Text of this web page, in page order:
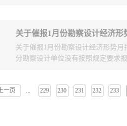
联合体投标；5、企业法人三年内
明为准）。同类工程界定投资额为
材料...
报送时限为在2013年1月31日前完
式为使用“勘察设计企业管理信息
规定时限报送，并加强数据质量把
一致性。 二、目前我市已有很多
络发送的企业。 三、关于“勘察
关于催报1月份勘察设计经济形
关于催报1月份勘察设计经济形势
分勘察设计单位没有按照规定要求
催报工作有关事项通知如下：一、
上一页 ... 229 230 231 232 233